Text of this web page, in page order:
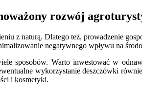
rozwój
z naturą. Dlatego też, prowadzenie
negatywnego wpływu na
sposobów. Warto inwestować w
wykorzystanie deszczówki
i kosmetyki.